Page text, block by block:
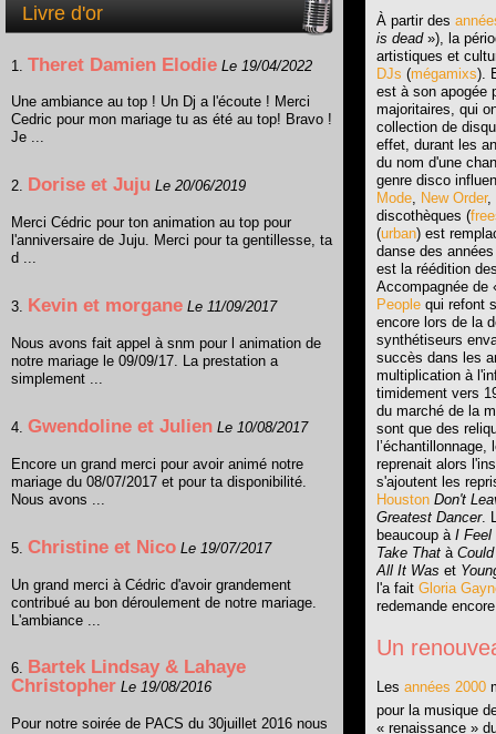
Livre d'or
1. Theret Damien Elodie Le 19/04/2022
Une ambiance au top ! Un Dj a l'écoute ! Merci
Cedric pour mon mariage tu as été au top! Bravo !
Je ...
2. Dorise et Juju Le 20/06/2019
Merci Cédric pour ton animation au top pour
l'anniversaire de Juju. Merci pour ta gentillesse, ta
d ...
3. Kevin et morgane Le 11/09/2017
Nous avons fait appel à snm pour l animation de
notre mariage le 09/09/17. La prestation a
simplement ...
4. Gwendoline et Julien Le 10/08/2017
Encore un grand merci pour avoir animé notre
mariage du 08/07/2017 et pour ta disponibilité.
Nous avons ...
5. Christine et Nico Le 19/07/2017
Un grand merci à Cédric d'avoir grandement
contribué au bon déroulement de notre mariage.
L'ambiance ...
6. Bartek Lindsay & Lahaye
Christopher Le 19/08/2016
Pour notre soirée de PACS du 30juillet 2016 nous
À partir des
is dead»), la
artistiques et
DJs (mégamixs).
est à son apogée
majoritaires, qui
collection de
effet, durant les
du nom d'une
genre disco
Mode
New Order,
discothèques (
(urban) est
danse des
est la réédition
Accompagnée de
People qui refont
encore lors de la
synthétiseurs
succès dans les
multiplication à
timidement vers
du marché de la
sont que des
l’échantillonnage,
reprenait alors
s'ajoutent les
Houston Don't
Greatest Dancer.
beaucoup à I Feel
Take That à
All It Was et
l'a fait Gloria
redemande
Un
Les années 2000
pour la musique
« renaissance »